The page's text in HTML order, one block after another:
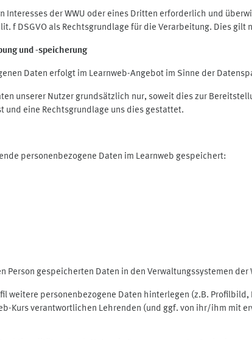
Interesses der WWU oder eines Dritten erforderlich und
f DSGVO als Rechtsgrundlage für die Verarbeitung. Dies
und -speicherung
Daten erfolgt im Learnweb-Angebot im Sinne der
unserer Nutzer grundsätzlich nur, soweit dies zur
eine Rechtsgrundlage uns dies gestattet.
personenbezogene Daten im Learnweb gespeichert:
gespeicherten Daten in den Verwaltungssystemen
weitere personenbezogene Daten hinterlegen (z.B.
Kurs verantwortlichen Lehrenden (und ggf. von ihr/ihm mit